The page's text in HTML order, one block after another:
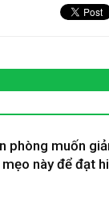
phòng muốn
này để đạt